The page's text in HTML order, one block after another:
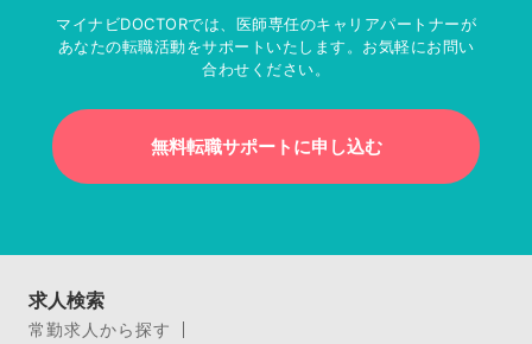
マイナビDOCTORでは、医師専任のキャリアパートナーが
あなたの転職活動をサポートいたします。お気軽にお問い
合わせください。
無料転職サポートに申し込む
求人検索
常勤求人から探す